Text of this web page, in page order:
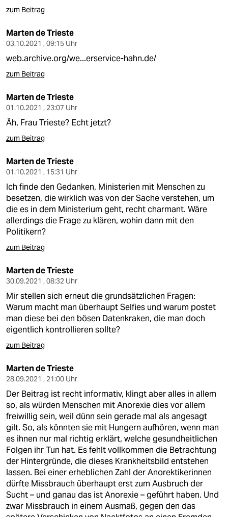
zum Beitrag
Marten de Trieste
03.10.2021 , 09:15 Uhr
web.archive.org/we...erservice-hahn.de/
zum Beitrag
Marten de Trieste
01.10.2021 , 23:07 Uhr
Äh, Frau Trieste? Echt jetzt?
zum Beitrag
Marten de Trieste
01.10.2021 , 15:31 Uhr
Ich finde den Gedanken, Ministerien mit Menschen zu
besetzen, die wirklich was von der Sache verstehen, um
die es in dem Ministerium geht, recht charmant. Wäre
allerdings die Frage zu klären, wohin dann mit den
Politikern?
zum Beitrag
Marten de Trieste
30.09.2021 , 08:32 Uhr
Mir stellen sich erneut die grundsätzlichen Fragen:
Warum macht man überhaupt Selfies und warum postet
man diese bei den bösen Datenkraken, die man doch
eigentlich kontrollieren sollte?
zum Beitrag
Marten de Trieste
28.09.2021 , 21:00 Uhr
Der Beitrag ist recht informativ, klingt aber alles in allem
so, als würden Menschen mit Anorexie dies vor allem
freiwillig sein, weil dünn sein gerade mal als angesagt
gilt. So, als könnten sie mit Hungern aufhören, wenn man
es ihnen nur mal richtig erklärt, welche gesundheitlichen
Folgen ihr Tun hat. Es fehlt vollkommen die Betrachtung
der Hintergründe, die dieses Krankheitsbild entstehen
lassen. Bei einer erheblichen Zahl der Anorektikerinnen
dürfte Missbrauch überhaupt erst zum Ausbruch der
Sucht – und ganau das ist Anorexie – geführt haben. Und
zwar Missbrauch in einem Ausmaß, gegen den das